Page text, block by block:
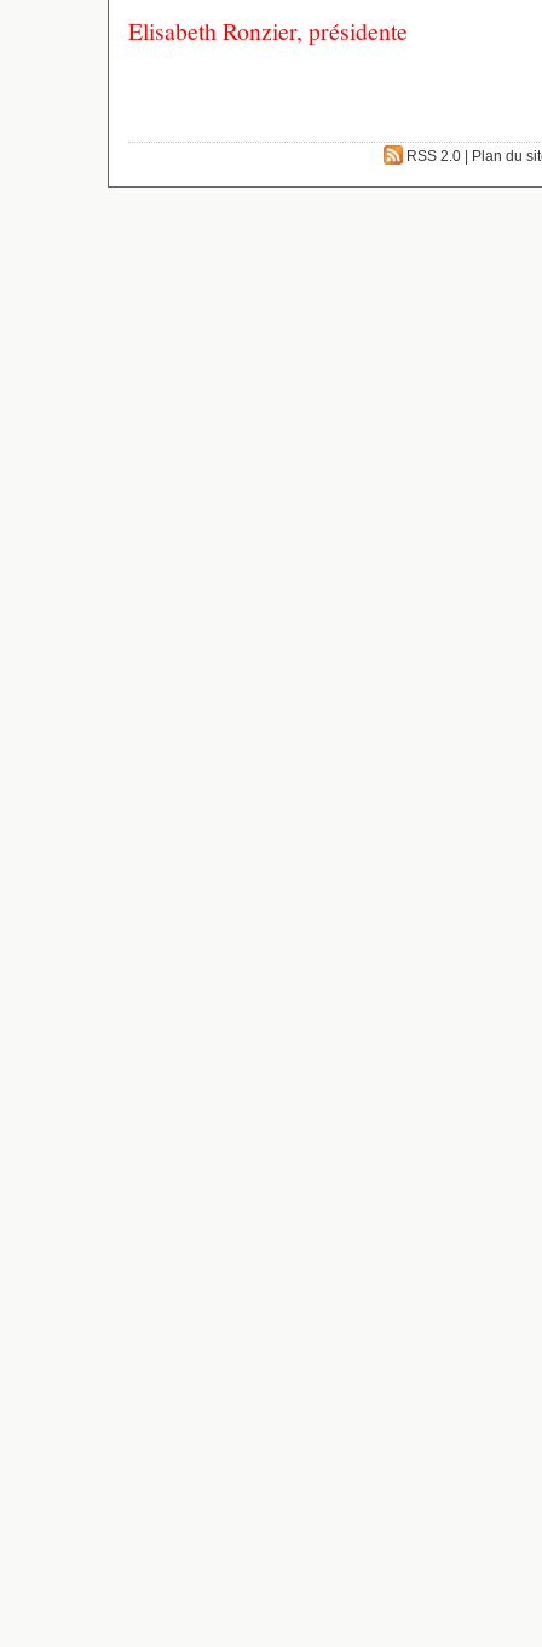
Elisabeth Ronzier, présidente
RSS 2.0 Plan du